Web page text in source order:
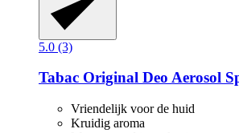
5.0 (3)
Tabac Original Deo Aerosol
Vriendelijk voor de huid
Kruidig aroma